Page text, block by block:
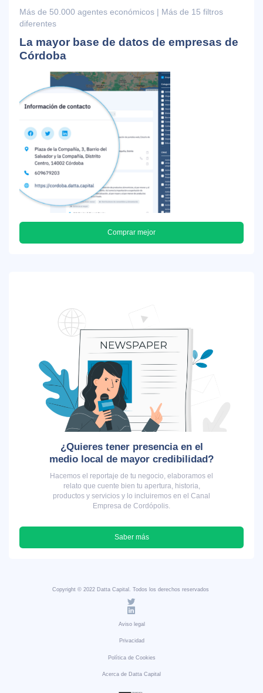
Más de 50.000 agentes económicos | Más de 15 filtros
diferentes
La mayor base de datos de empresas de
Córdoba
Comprar mejor
¿Quieres tener presencia en el
medio local de mayor credibilidad?
Hacemos el reportaje de tu negocio, elaboramos el
relato que cuente bien tu apertura, historia,
productos y servicios y lo incluiremos en el Canal
Empresa de Cordópolis.
Saber más
Copyright © 2022 Datta Capital. Todos los derechos reservados
Aviso legal
Privacidad
Política de Cookies
Acerca de Datta Capital